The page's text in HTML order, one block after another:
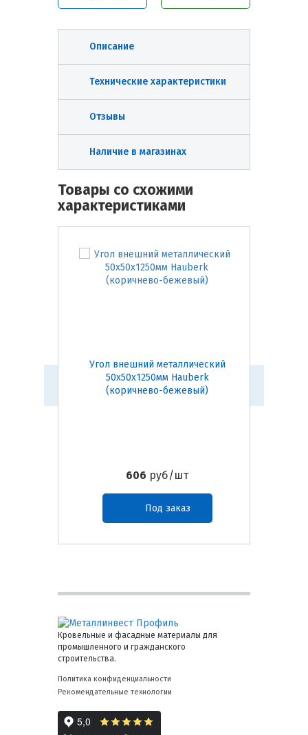
Описание
Технические характеристики
Отзывы
Наличие в магазинах
Товары со схожими
характеристиками
Угол внешний металлический
50х50х1250мм Hauberk
(коричнево-бежевый)
606 руб/шт
Под заказ
Кровельные и фасадные материалы для
промышленного и гражданского
строительства.
Политика конфиденциальности
Рекомендательные технологии